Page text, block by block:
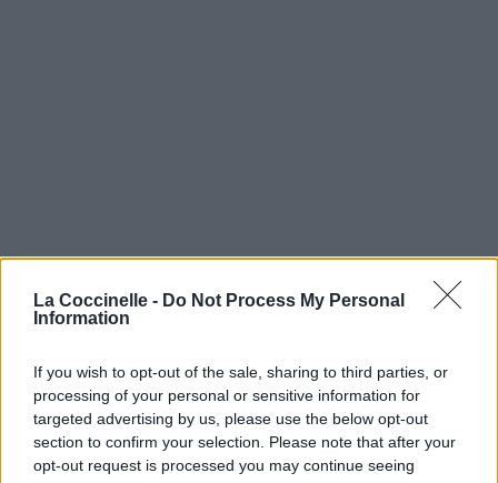
La Coccinelle - Do Not Process My Personal
Information
If you wish to opt-out of the sale, sharing to third parties, or
processing of your personal or sensitive information for
targeted advertising by us, please use the below opt-out
section to confirm your selection. Please note that after your
opt-out request is processed you may continue seeing